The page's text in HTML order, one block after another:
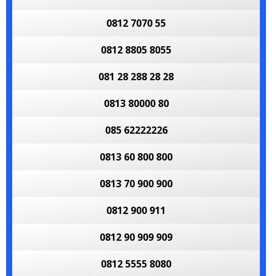
0812 7070 55
0812 8805 8055
081 28 288 28 28
0813 80000 80
085 62222226
0813 60 800 800
0813 70 900 900
0812 900 911
0812 90 909 909
0812 5555 8080